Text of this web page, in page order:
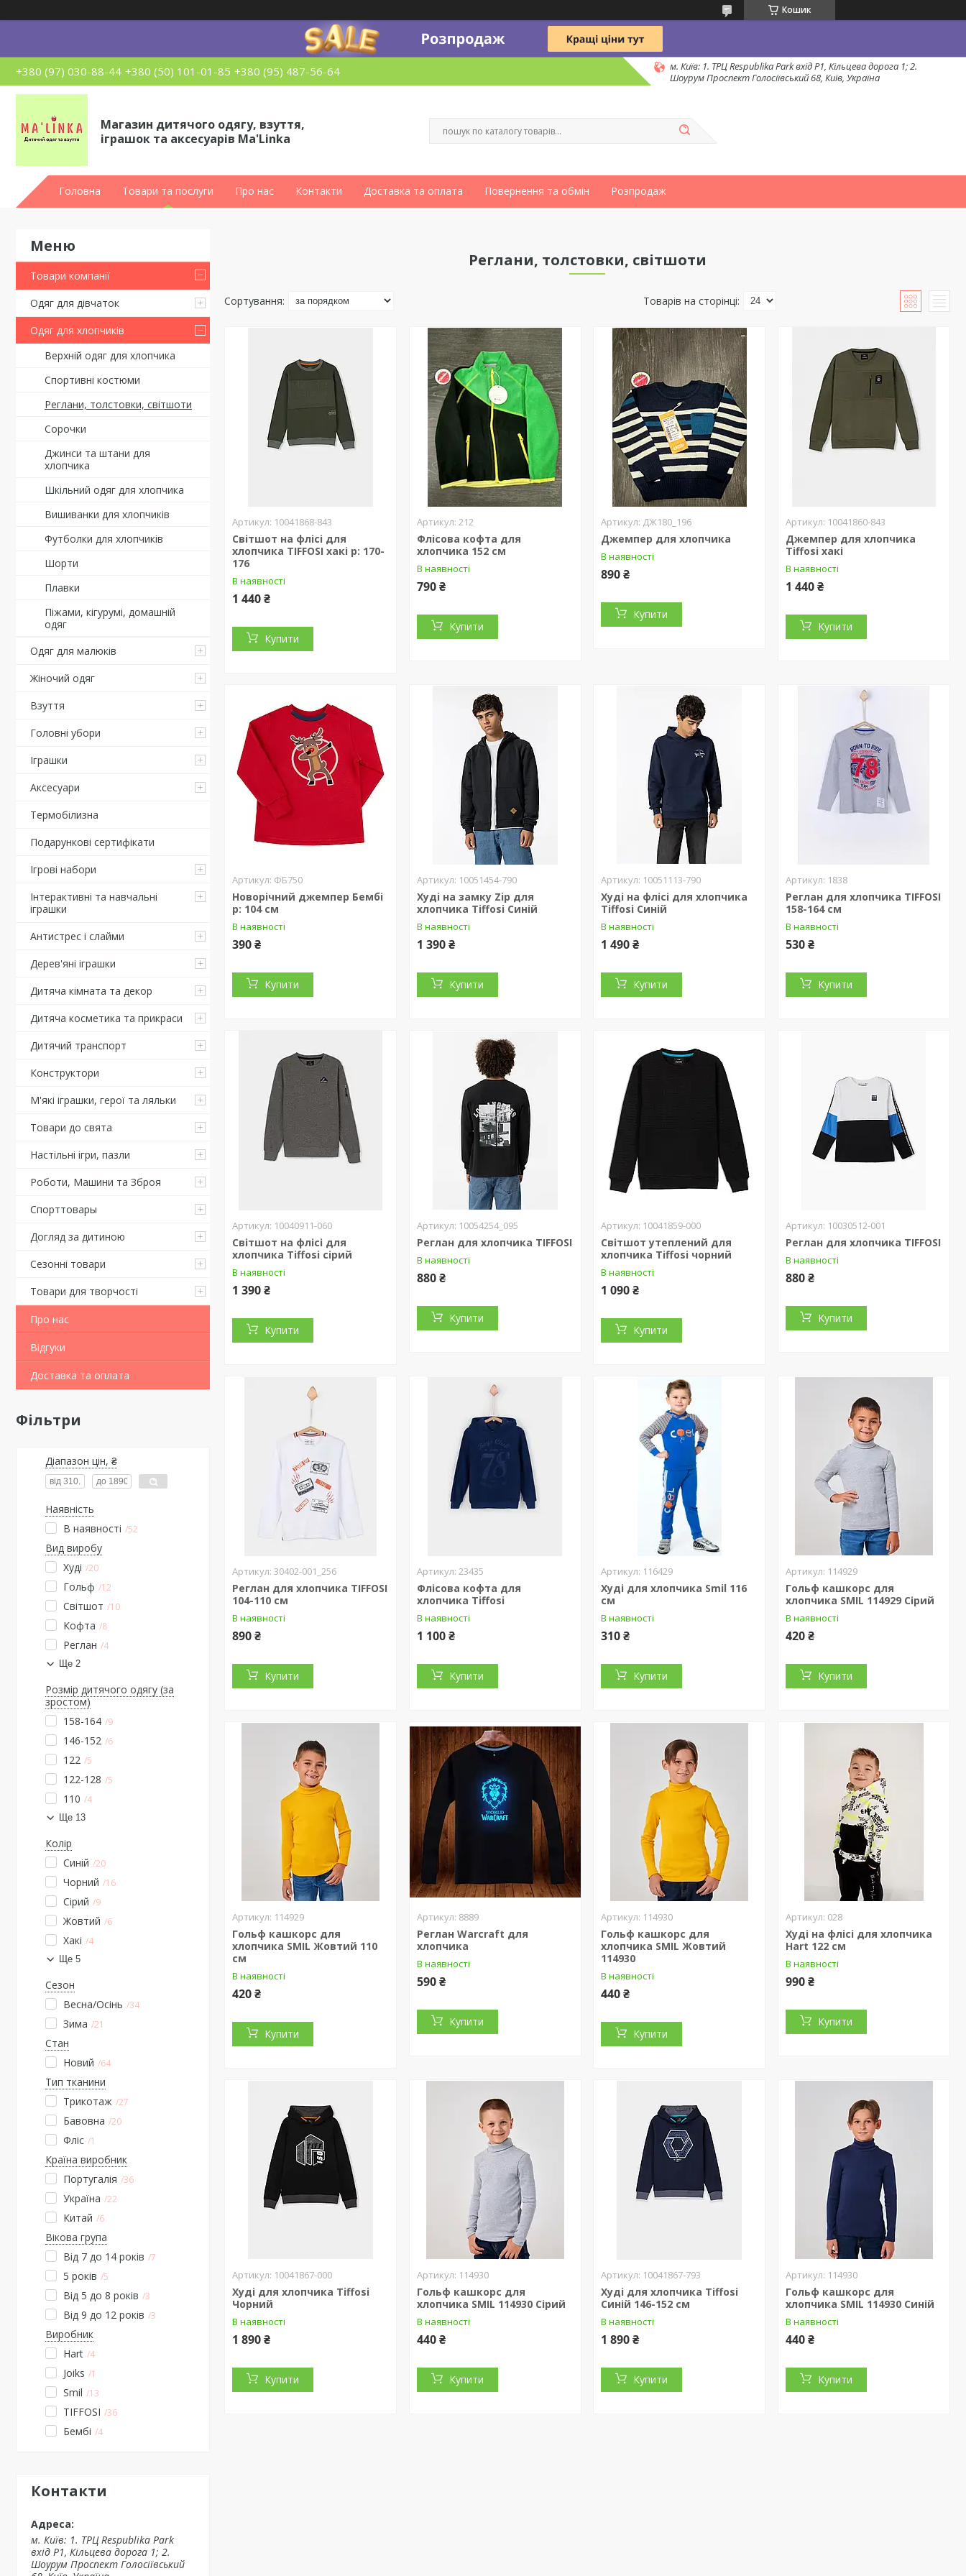
Кошик
+380 (97) 030-88-44 +380 (50) 101-01-85 +380 (95) 487-56-64
м. Київ: 1. ТРЦ Respublika Park вхід P1, Кільцева дорога 1; 2.
Шоурум Проспект Голосіївський 68, Київ, Україна
Магазин дитячого одягу, взуття,
іграшок та аксесуарів Ma'Linka
Головна Товари та послуги Про нас Контакти Доставка та оплата Повернення та обмін Розпродаж
Товари компанії
Одяг для дівчаток
Одяг для хлопчиків
Верхній одяг для хлопчика
Спортивні костюми
Реглани, толстовки, світшоти
Сорочки
Джинси та штани для
хлопчика
Шкільний одяг для хлопчика
Вишиванки для хлопчиків
Футболки для хлопчиків
Шорти
Плавки
Піжами, кігурумі, домашній
одяг
Одяг для малюків
Жіночий одяг
Взуття
Головні убори
Іграшки
Аксесуари
Термобілизна
Подарункові сертифікати
Ігрові набори
Інтерактивні та навчальні
іграшки
Антистрес і слайми
Дерев'яні іграшки
Дитяча кімната та декор
Дитяча косметика та прикраси
Дитячий транспорт
Конструктори
М'які іграшки, герої та ляльки
Товари до свята
Настільні ігри, пазли
Роботи, Машини та Зброя
Спорттовары
Догляд за дитиною
Сезонні товари
Товари для творчості
Про нас
Відгуки
Доставка та оплата
Фільтри
Діапазон цін, ₴
Наявність
В наявності 52
Вид виробу
Худі 20
Гольф 12
Світшот 10
Кофта 8
Реглан 4
Ще 2
Розмір дитячого одягу (за
зростом)
158-164 9
146-152 6
122 5
122-128 5
110 4
Ще 13
Колір
Синій 20
Чорний 16
Сірий 9
Жовтий 6
Хакі 4
Ще 5
Сезон
Весна/Осінь 34
Зима 21
Стан
Новий
64
Тип тканини
Трикотаж 27
Бавовна 20
Фліс 1
Країна виробник
Португалія 36
Україна 22
Китай 6
Вікова група
Від 7 до 14 років 7
5 років 5
Від 5 до 8 років 3
Від 9 до 12 років 3
Виробник
Hart 4
Joiks 1
Smil 13
TIFFOSI 36
Бембі 4
Контакти
м. Київ: 1. ТРЦ Respublika Park
вхід P1, Кільцева дорога 1; 2.
Шоурум Проспект Голосіївський
Реглани, толстовки, світшоти
10041868-843
Світшот на флісі для
хлопчика TIFFOSI хакі р: 170-
176
В наявності
1 440 ₴
Купити
212
Флісова кофта для
хлопчика 152 см
В наявності
790 ₴
Купити
ДЖ180_196
Джемпер для хлопчика
В наявності
890 ₴
Купити
10041860-843
Джемпер для хлопчика
Tiffosi хакі
В наявності
1 440 ₴
Купити
ФБ750
Новорічний джемпер Бембі
р: 104 см
В наявності
390 ₴
Купити
10051454-790
Худі на замку Zip для
хлопчика Tiffosi Синій
В наявності
1 390 ₴
Купити
10051113-790
Худі на флісі для хлопчика
Tiffosi Синій
В наявності
1 490 ₴
Купити
1838
Реглан для хлопчика TIFFOSI
158-164 см
В наявності
530 ₴
Купити
10040911-060
Світшот на флісі для
хлопчика Tiffosi сірий
В наявності
1 390 ₴
Купити
10054254_095
Реглан для хлопчика TIFFOSI
В наявності
880 ₴
Купити
10041859-000
Світшот утеплений для
хлопчика Tiffosi чорний
В наявності
1 090 ₴
Купити
10030512-001
Реглан для хлопчика TIFFOSI
В наявності
880 ₴
Купити
30402-001_256
Реглан для хлопчика TIFFOSI
104-110 см
В наявності
890 ₴
Купити
23435
Флісова кофта для
хлопчика Tiffosi
В наявності
1 100 ₴
Купити
116429
Худі для хлопчика Smil 116
см
В наявності
310 ₴
Купити
114929
Гольф кашкорс для
хлопчика SMIL 114929 Сірий
В наявності
420 ₴
Купити
114929
Гольф кашкорс для
хлопчика SMIL Жовтий 110
см
В наявності
420 ₴
Купити
8889
Реглан Warcraft для
хлопчика
В наявності
590 ₴
Купити
114930
Гольф кашкорс для
хлопчика SMIL Жовтий
114930
В наявності
440 ₴
Купити
028
Худі на флісі для хлопчика
Hart 122 см
В наявності
990 ₴
Купити
10041867-000
Худі для хлопчика Tiffosi
Чорний
В наявності
1 890 ₴
Купити
114930
Гольф кашкорс для
хлопчика SMIL 114930 Сірий
В наявності
440 ₴
Купити
10041867-793
Худі для хлопчика Tiffosi
Синій 146-152 см
В наявності
1 890 ₴
Купити
114930
Гольф кашкорс для
хлопчика SMIL 114930 Синій
В наявності
440 ₴
Купити